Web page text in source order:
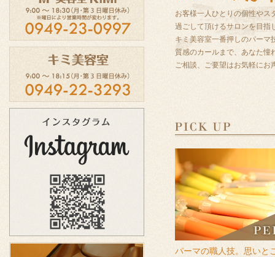
お客様一人ひとりの個性やス
過ごして頂けるサロンを目指
キミ美容室一番押しのパーマ
質感のカールまで、あなた憧
ご相談、ご要望はお気軽にお
パーマの職人技。思いと